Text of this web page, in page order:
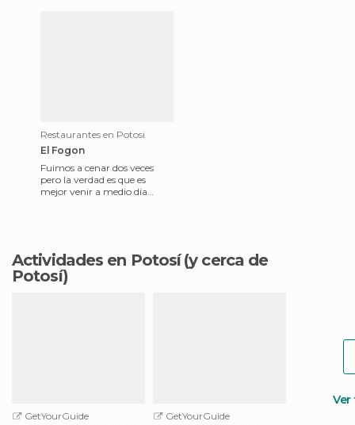
Restaurantes en Potosi
El Fogon
Fuimos a cenar dos veces
pero la verdad es que es
mejor venir a medio día
Actividades en Potosí (y cerca de
Potosí)
GetYourGuide
GetYourGuide